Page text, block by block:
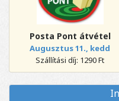
Posta Pont átvétel
Augusztus 11., kedd
Szállítási díj: 1290 Ft